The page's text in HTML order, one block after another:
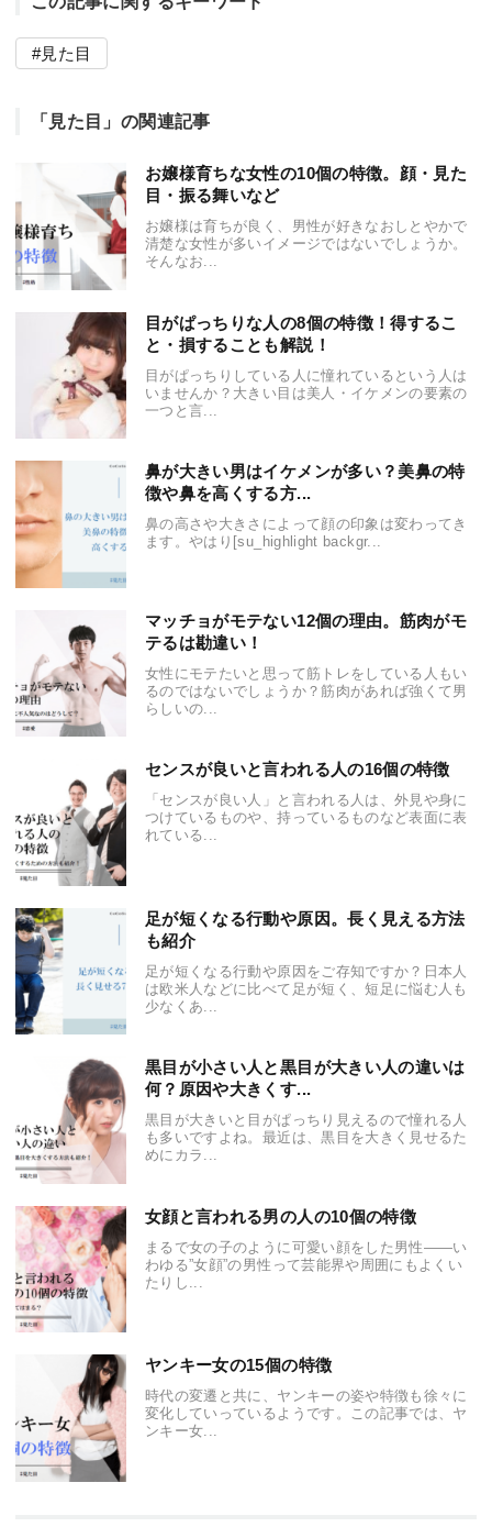
見た目
「見た目」の関連記事
お嬢様育ちな女性の10個の特徴。顔・見た
目・振る舞いなど
お嬢様は育ちが良く、男性が好きなおしとやかで
清楚な女性が多いイメージではないでしょうか。
そんなお...
目がぱっちりな人の8個の特徴！得するこ
と・損することも解説！
目がぱっちりしている人に憧れているという人は
いませんか？大きい目は美人・イケメンの要素の
一つと言...
鼻が大きい男はイケメンが多い？美鼻の特
徴や鼻を高くする方...
鼻の高さや大きさによって顔の印象は変わってき
ます。やはり[su_highlight backgr...
マッチョがモテない12個の理由。筋肉がモ
テるは勘違い！
女性にモテたいと思って筋トレをしている人もい
るのではないでしょうか？筋肉があれば強くて男
らしいの...
センスが良いと言われる人の16個の特徴
「センスが良い人」と言われる人は、外見や身に
つけているものや、持っているものなど表面に表
れている...
足が短くなる行動や原因。長く見える方法
も紹介
足が短くなる行動や原因をご存知ですか？日本人
は欧米人などに比べて足が短く、短足に悩む人も
少なくあ...
黒目が小さい人と黒目が大きい人の違いは
何？原因や大きくす...
黒目が大きいと目がぱっちり見えるので憧れる人
も多いですよね。最近は、黒目を大きく見せるた
めにカラ...
女顔と言われる男の人の10個の特徴
まるで女の子のように可愛い顔をした男性――い
わゆる”女顔”の男性って芸能界や周囲にもよくい
たりし...
ヤンキー女の15個の特徴
時代の変遷と共に、ヤンキーの姿や特徴も徐々に
変化していっているようです。この記事では、ヤ
ンキー女...